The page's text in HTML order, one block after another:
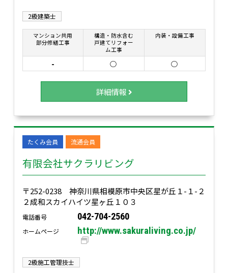
2級建築士
マンション共用
部分修繕工事
構造・防水含む
戸建てリフォー
ム工事
内装・設備工事
- ○ ○
詳細情報
有限会社サクラリビング
たくみ会員 流通会員
〒252-0238 神奈川県相模原市中央区星が丘１-１-２
２成和スカイハイツ星ヶ丘１０３
電話番号 042-704-2560
ホームページ http://www.sakuraliving.co.jp/
2級施工管理技士